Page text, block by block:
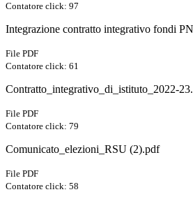
Contatore click: 97
Integrazione contratto integrativo fondi
File PDF
Contatore click: 61
Contratto_integrativo_di_istituto_2022-
File PDF
Contatore click: 79
Comunicato_elezioni_RSU (2).pdf
File PDF
Contatore click: 58